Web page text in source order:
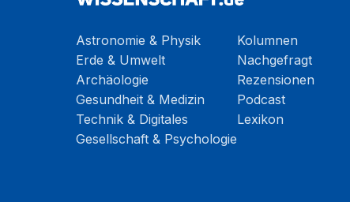
Astronomie & Physik
Erde & Umwelt
Archäologie
Gesundheit & Medizin
Technik & Digitales
Gesellschaft & Psychologie
Kolumnen
Nachgefragt
Rezensionen
Podcast
Lexikon